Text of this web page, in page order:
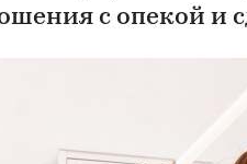
с опекой и